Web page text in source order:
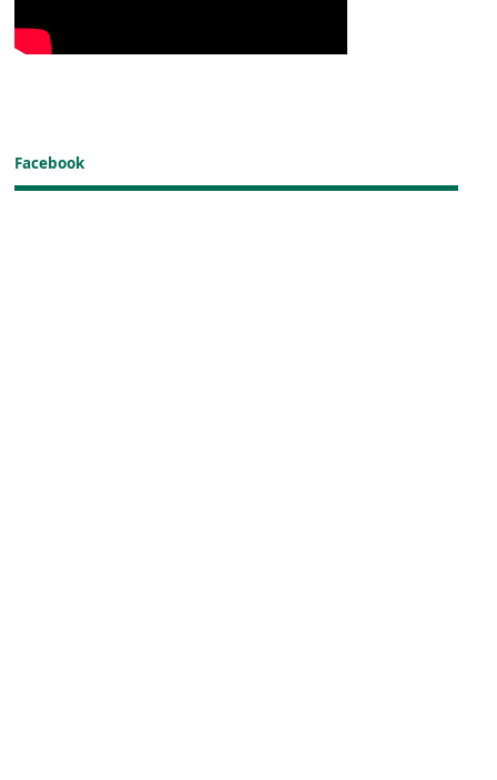
Facebook